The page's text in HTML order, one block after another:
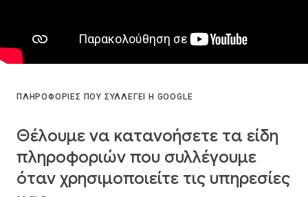
ΠΛΗΡΟΦΟΡΊΕΣ ΠΟΥ ΣΥΛΛΈΓΕΙ Η GOOGLE
Θέλουμε να κατανοήσετε τα είδη
πληροφοριών που συλλέγουμε
όταν χρησιμοποιείτε τις υπηρεσίες